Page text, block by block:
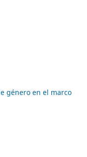
género en el marco